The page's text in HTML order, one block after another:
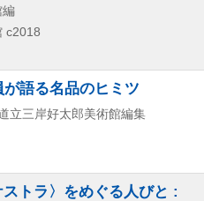
編
c2018
語る名品のヒミツ
立三岸好太郎美術館編集
トラ〉をめぐる人びと :